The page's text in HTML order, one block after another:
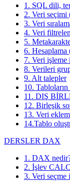
1. SQL dili,
2. Veri seçimi
3. Veri
4. Veri
5.
6. Hesaplama
7. Veri işleme
8. Verileri
9. Alt talepler
10.
11. DIŞ
12. Birleşik
13. Veri
14.Tablo
DERSLER DAX
1. DAX
2. İşlev
3. Veri